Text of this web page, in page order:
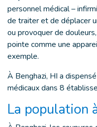
personnel médical –
de traiter et de déplacer
ou provoquer de
pointe comme une
exemple.
À Benghazi, HI a
médicaux dans 8
La population